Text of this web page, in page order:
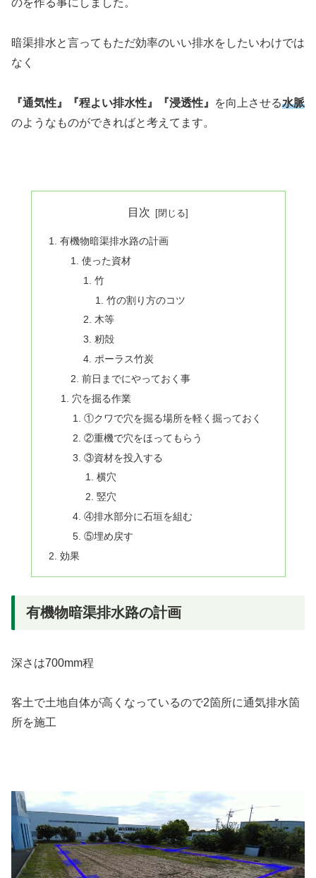
のを作る事にしました。
暗渠排水と言ってもただ効率のいい排水をしたいわけでは
なく
『通気性』『程よい排水性』『浸透性』 を向上させる水脈
のようなものができればと考えてます。
目次
有機物暗渠排水路の計画
使った資材
竹
竹の割り方のコツ
木等
籾殻
ポーラス竹炭
前日までにやっておく事
穴を掘る作業
①クワで穴を掘る場所を軽く掘っておく
②重機で穴をほってもらう
③資材を投入する
横穴
竪穴
④排水部分に石垣を組む
⑤埋め戻す
効果
有機物暗渠排水路の計画
深さは700mm程
客土で土地自体が高くなっているので2箇所に通気排水箇
所を施工